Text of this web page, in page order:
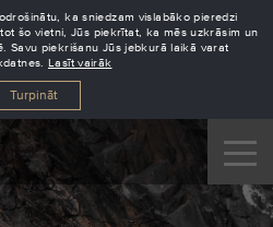
ka sniedzam vislabāko pieredzi
šo vietni, Jūs piekrītat, ka mēs uzkrāsim un
Savu piekrišanu Jūs jebkurā laikā varat
Lasīt vairāk
Turpināt